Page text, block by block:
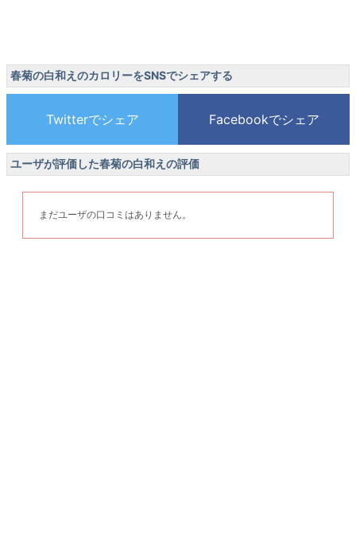
春菊の白和えのカロリーをSNSでシェアする
ユーザが評価した春菊の白和えの評価
まだユーザの口コミはありません。